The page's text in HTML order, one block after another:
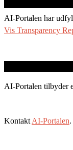
AI-Portalen har
Vis Transparency
AI-Portalen tilbyder
Kontakt AI-Portalen.